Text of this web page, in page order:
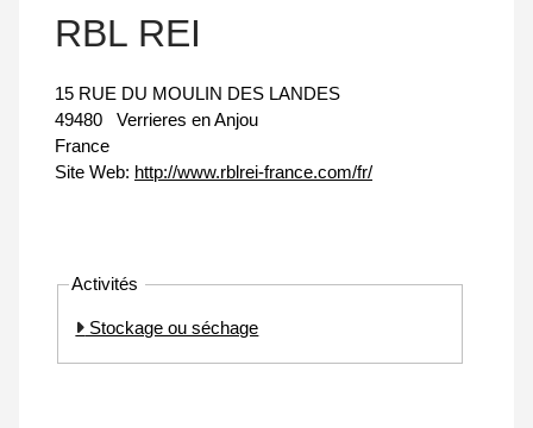
RBL REI
15 RUE DU MOULIN DES LANDES
49480
Verrieres en Anjou
France
Site Web: http://www.rblrei-france.com/fr/
Activités
Stockage ou séchage